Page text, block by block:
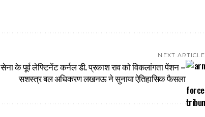
NEXT ARTICLE
सेना के पूर्व लेफ्टिनेंट कर्नल डी. प्रकाश राव को विकलांगता पेंशन –
सशस्त्र बल अधिकरण लखनऊ ने सुनाया ऐतिहासिक फैसला